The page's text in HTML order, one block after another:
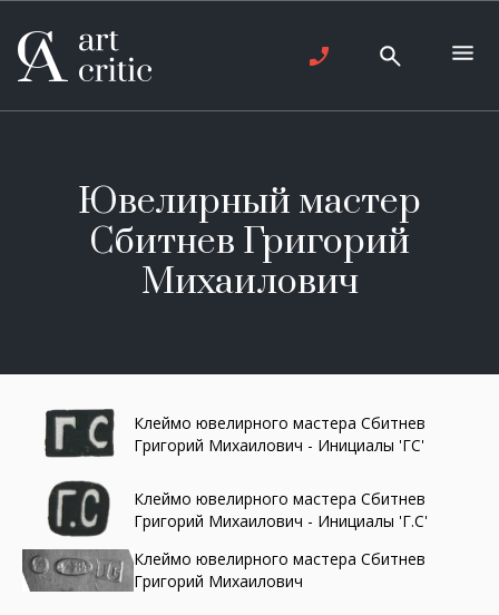
Ювелирный мастер
Сбитнев Григорий
Михаилович
Клеймо ювелирного мастера Сбитнев
Григорий Михаилович - Инициалы 'ГС'
Клеймо ювелирного мастера Сбитнев
Григорий Михаилович - Инициалы 'Г.С'
Клеймо ювелирного мастера Сбитнев
Григорий Михаилович